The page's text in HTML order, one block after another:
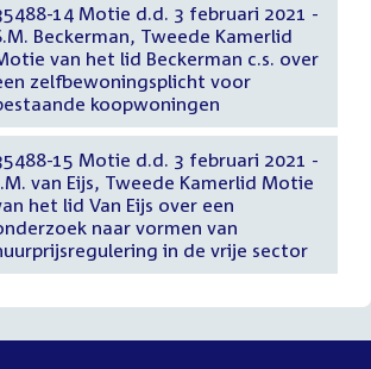
14 Motie d.d. 3 februari 2021 -
Beckerman, Tweede Kamerlid
van het lid Beckerman c.s. over
zelfbewoningsplicht voor
koopwoningen
15 Motie d.d. 3 februari 2021 -
van Eijs, Tweede Kamerlid Motie
het lid Van Eijs over een
naar vormen van
in de vrije sector